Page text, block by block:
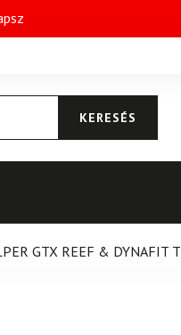
KERESÉS
GTX REEF & DYNAFIT